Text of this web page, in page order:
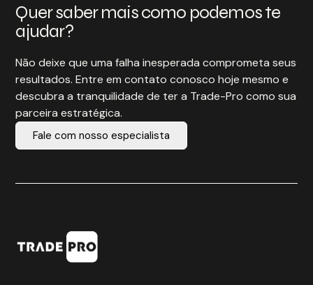
Quer saber mais como podemos te
ajudar?
Não deixe que uma falha inesperada comprometa seus
resultados. Entre em contato conosco hoje mesmo e
descubra a tranquilidade de ter a Trade-Pro como sua
parceira estratégica.
Fale com nosso especialista